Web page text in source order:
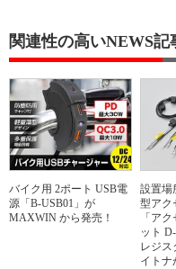
関連性の高いNEWS記
バイク用 2ポート USB電
源「B-USB01」が
MAXWIN から発売！
設置場
型アク
「ア
ット
レジス
イトナ